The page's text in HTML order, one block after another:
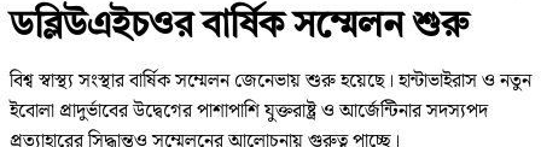
ডব্লিউএইচওর বার্ষিক সম্মেলন শুরু
বিশ্ব স্বাস্থ্য সংস্থার বার্ষিক সম্মেলন জেনেভায় শুরু হয়েছে। হান্টাভাইরাস ও নতুন
ইবোলা প্রাদুর্ভাবের উদ্বেগের পাশাপাশি যুক্তরাষ্ট্র ও আর্জেন্টিনার সদস্যপদ